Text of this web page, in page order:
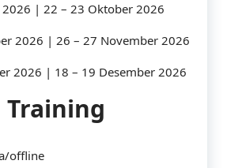
| 22 – 23 Oktober 2026
2026 | 26 – 27 November 2026
2026 | 18 – 19 Desember 2026
offline